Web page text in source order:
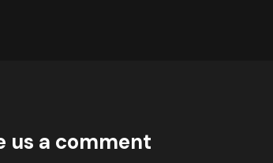
us a comment